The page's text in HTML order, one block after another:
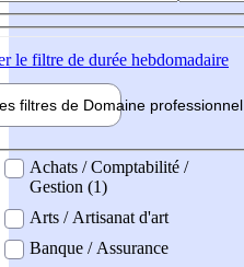
le filtre de durée hebdomadaire
filtres de Domaine professionnel
professionel
Achats / Comptabilité /
Gestion (1)
Arts / Artisanat d'art
Banque / Assurance